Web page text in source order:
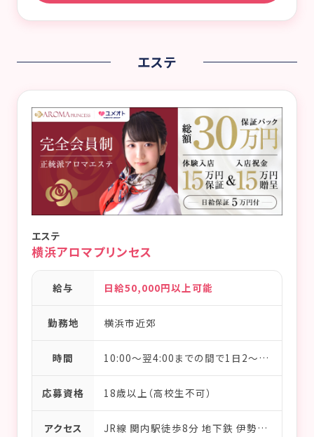
エステ
エステ
横浜アロマプリンセス
給与 日給50,000円以上可能
勤務地 横浜市近郊
時間 10:00～翌4:00までの間で1日2～3時間からOK／完全フリーシフト制
応募資格 18歳以上（高校生不可）
アクセス JR線 関内駅徒歩8分 地下鉄 伊勢佐木長者町駅徒歩1分 京急線 日の出町駅徒歩10分